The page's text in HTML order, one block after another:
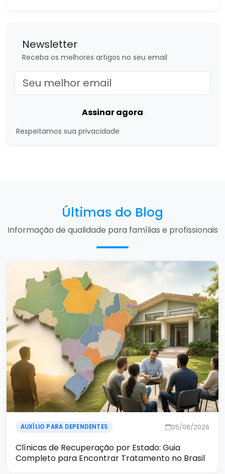
Newsletter
Receba os melhores artigos no seu email
Assinar agora
Respeitamos sua privacidade
Últimas do Blog
Informação de qualidade para famílias e profissionais
AUXÍLIO PARA DEPENDENTES 05/08/2026
Clínicas de Recuperação por Estado: Guia
Completo para Encontrar Tratamento no Brasil